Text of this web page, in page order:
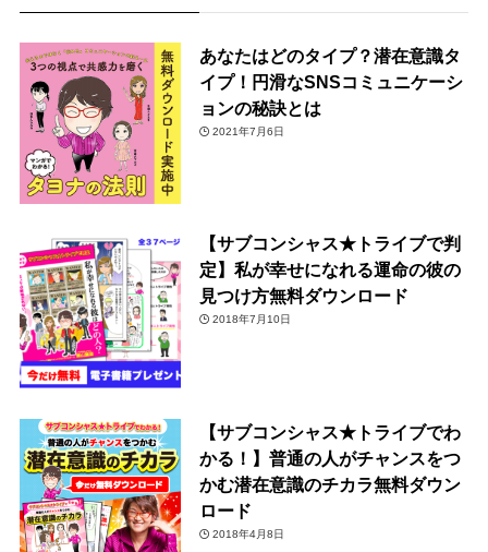
あなたはどのタイプ？潜在意識タ
イプ！円滑なSNSコミュニケーシ
ョンの秘訣とは
2021年7月6日
【サブコンシャス★トライブで判
定】私が幸せになれる運命の彼の
見つけ方無料ダウンロード
2018年7月10日
【サブコンシャス★トライブでわ
かる！】普通の人がチャンスをつ
かむ潜在意識のチカラ無料ダウン
ロード
2018年4月8日